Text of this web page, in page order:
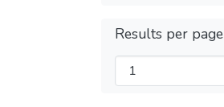
Results per page